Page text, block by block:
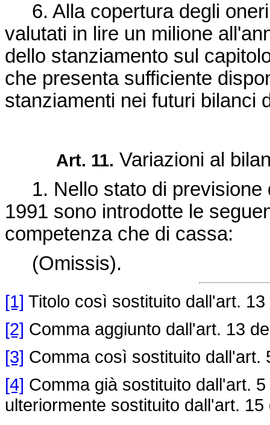
6. Alla copertura degli
valutati in lire un milione
dello stanziamento sul
che presenta sufficiente
stanziamenti nei futuri bilanci
Art. 11. Variazioni al
1. Nello stato di previsione
1991 sono introdotte le
competenza che di cassa:
(Omissis).
[1] Titolo così sostituito dall'art.
[2] Comma aggiunto dall'art. 13
[3] Comma così sostituito dall'art.
[4] Comma già sostituito dall'art.
ulteriormente sostituito dall'art.